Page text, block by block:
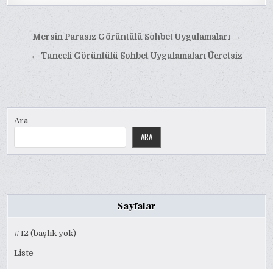
Yazı
gezinmesi
Mersin Parasız Görüntülü Sohbet Uygulamaları →
← Tunceli Görüntülü Sohbet Uygulamaları Ücretsiz
Ara
ARA
Sayfalar
#12 (başlık yok)
Liste